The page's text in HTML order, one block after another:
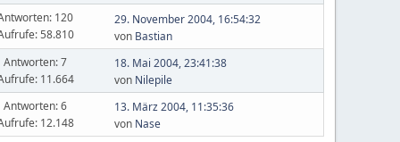
120
58.810
29. November 2004, 16:54:32
von Bastian
Antworten: 7
11.664
18. Mai 2004, 23:41:38
von Nilepile
Antworten: 6
12.148
13. März 2004, 11:35:36
von Nase